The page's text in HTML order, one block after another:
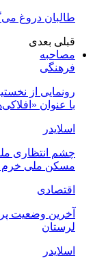
طالبان دروغ
قبلی بعدی
مصاحبه
فرهنگی
رونمایی از
با عنوان
اسلایدر
مسکن ملی خرم
اقتصادی
آخرین وضعیت
لرستان
اسلایدر